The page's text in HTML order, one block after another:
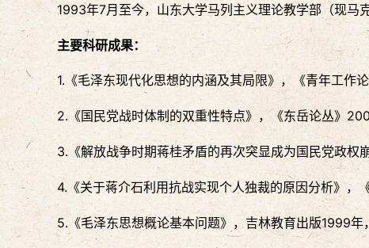
1993年7月至今，山东大学马列主义理论教学部（现马
主要科研成果：
1.《毛泽东现代化思想的内涵及其局限》，《青年工作
2.《国民党战时体制的双重性特点》，《东岳论丛》
3.《解放战争时期蒋桂矛盾的再次突显成为国民党政
4.《关于蒋介石利用抗战实现个人独裁的原因分析》
5.《毛泽东思想概论基本问题》，吉林教育出版1999年